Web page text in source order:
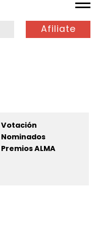
Afiliate
Votación
Nominados
Premios ALMA